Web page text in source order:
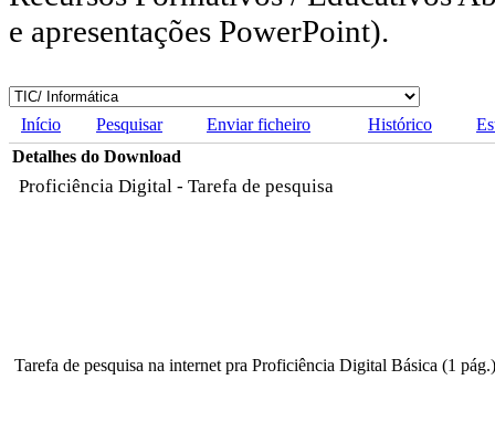
e apresentações PowerPoint).
Início Pesquisar Enviar ficheiro Histórico
Detalhes do Download
Proficiência Digital - Tarefa de pesquisa
Tarefa de pesquisa na internet pra Proficiência Digital Básica (1 pág.)